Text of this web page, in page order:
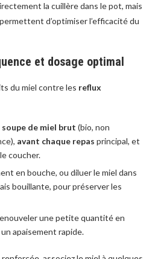
la cuillère dans le pot, mais
d’optimiser l’efficacité du
et dosage optimal
du miel contre les reflux
soupe de miel brut (bio, non
avant chaque repas principal, et
coucher.
en bouche, ou diluer le miel dans
bouillante, pour préserver les
une petite quantité en
apaisement rapide.